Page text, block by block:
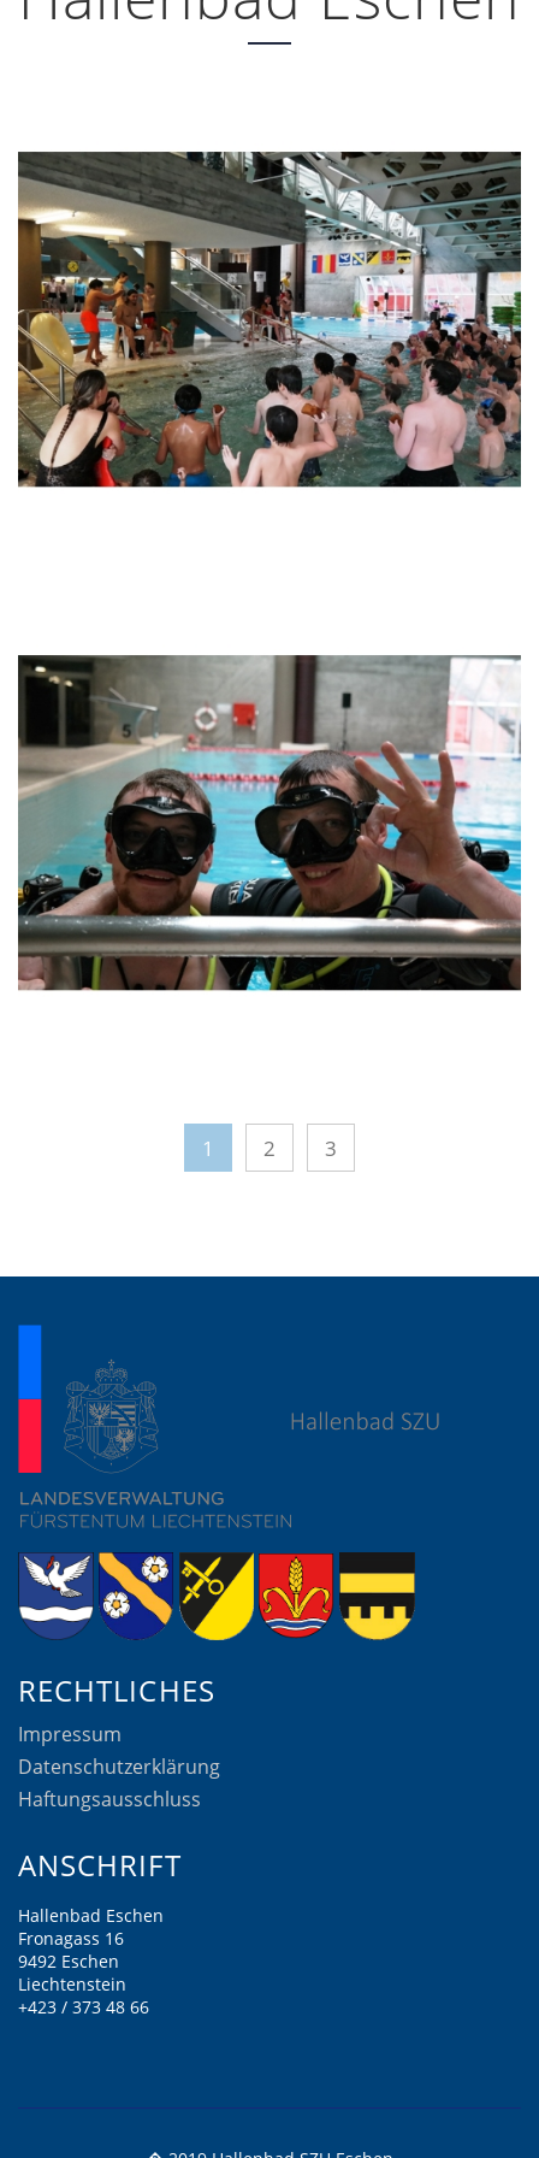
1 2 3
RECHTLICHES
Impressum
Datenschutzerklärung
Haftungsausschluss
ANSCHRIFT
Hallenbad Eschen
Fronagass 16
9492 Eschen
Liechtenstein
+423 / 373 48 66